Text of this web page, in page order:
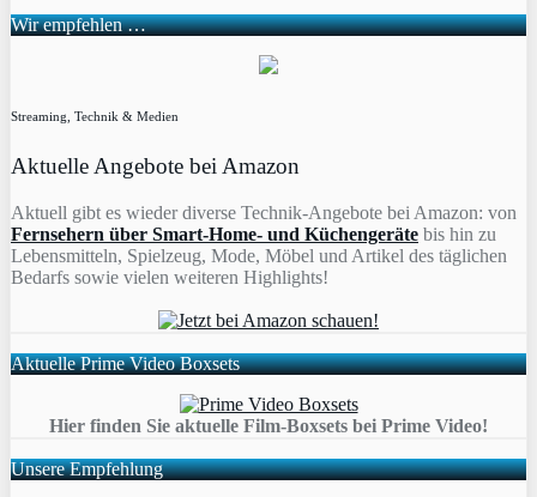
Wir empfehlen …
Streaming, Technik & Medien
Aktuelle Angebote bei Amazon
Aktuell gibt es wieder diverse Technik-Angebote bei Amazon: von
Fernsehern über Smart-Home- und Küchengeräte bis hin zu
Lebensmitteln, Spielzeug, Mode, Möbel und Artikel des täglichen
Bedarfs sowie vielen weiteren Highlights!
Aktuelle Prime Video Boxsets
Hier finden Sie aktuelle Film-Boxsets bei Prime Video!
Unsere Empfehlung